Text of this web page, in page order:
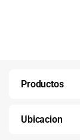
Productos
Ubicacion